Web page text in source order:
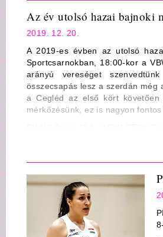
Mezőny dobószázalék: 23/65
Büntető dobószázalék: 15/19
Lepattanó: 44 (Yurkevichus 12)
Gólpassz: 15 (Stach 6) ill. 19
Szerzett labda: 9 ill. 4
Az év utolsó hazai bajnoki
2019. 12. 20.
A 2019-es évben az utolsó
Sportcsarnokban, 18:00-kor a
arányú vereséget
összecsapás lesz a szerdán még
a Cegléd az első kört
mérkőzésünk, ez is nagyon
2019.12.20., szombat – 18:00,